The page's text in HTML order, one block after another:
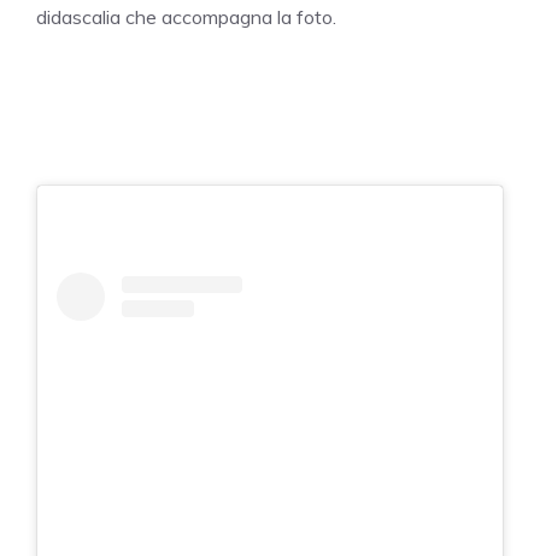
didascalia che accompagna la foto.